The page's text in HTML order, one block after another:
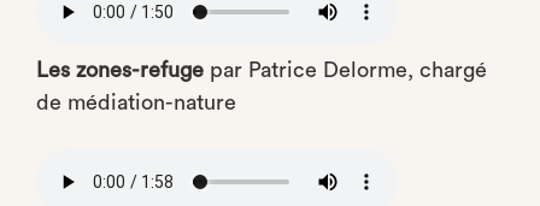
Les zones-refuge par Patrice Delorme, chargé
de médiation-nature